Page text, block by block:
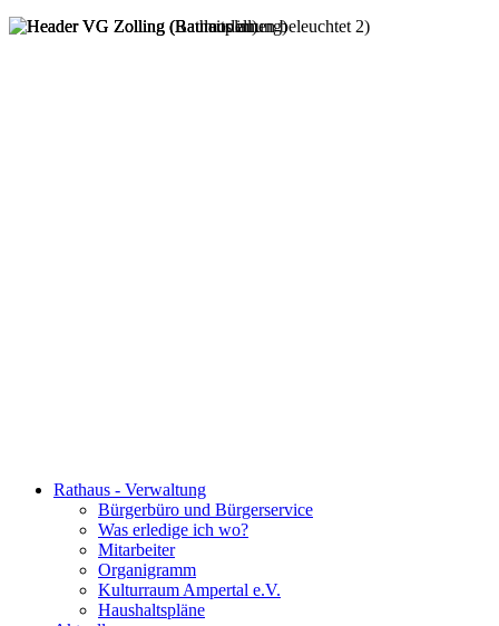
Rathaus - Verwaltung
Bürgerbüro und Bürgerservice
Was erledige ich wo?
Mitarbeiter
Organigramm
Kulturraum Ampertal e.V.
Haushaltspläne